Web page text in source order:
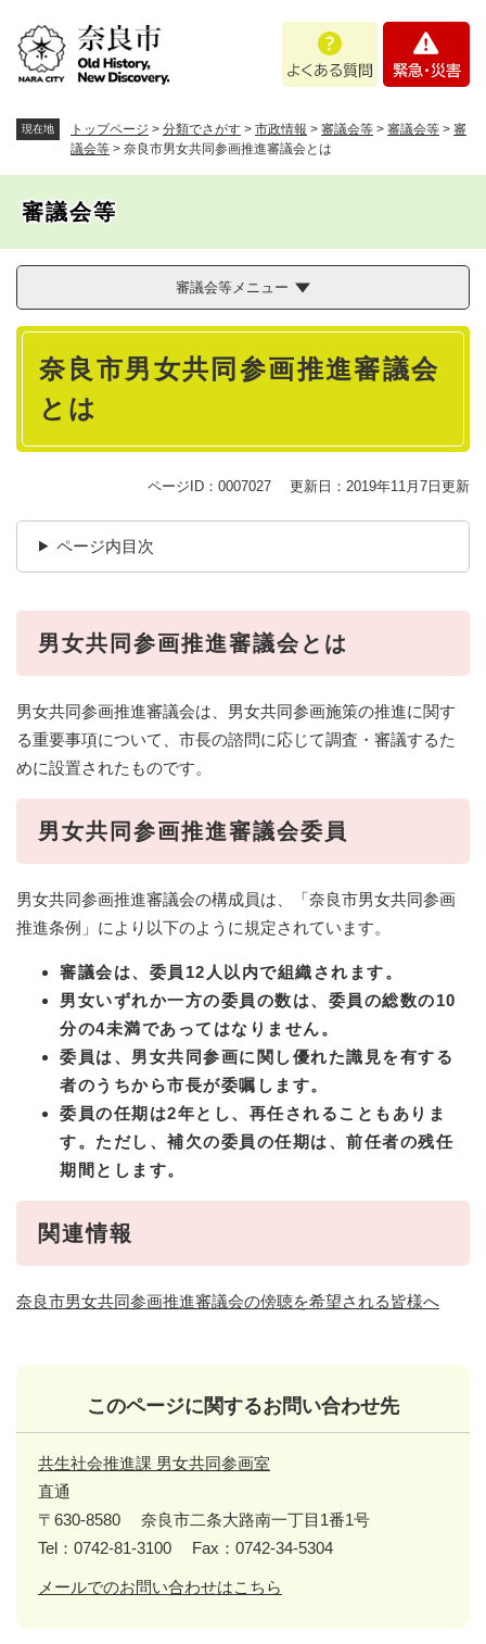
あ
問
・
現在地 トップページ > 分類でさがす > 市政情報 > 審議会等 > 審議会等 > 審
議会等 > 奈良市男女共同参画推進審議会とは
審議会等
審議会等メニュー
本
奈良市男女共同参画推進審議会
とは
ページID：0007027 更新日：2019年11月7日更新
ページ内目次
男女共同参画推進審議会とは
男女共同参画推進審議会は、男女共同参画施策の推進に関す
る重要事項について、市長の諮問に応じて調査・審議するた
めに設置されたものです。
男女共同参画推進審議会委員
男女共同参画推進審議会の構成員は、「奈良市男女共同参画
推進条例」により以下のように規定されています。
審議会は、委員12人以内で組織されます。
男女いずれか一方の委員の数は、委員の総数の10
分の4未満であってはなりません。
委員は、男女共同参画に関し優れた識見を有する
者のうちから市長が委嘱します。
委員の任期は2年とし、再任されることもありま
す。ただし、補欠の委員の任期は、前任者の残任
期間とします。
関連情報
奈良市男女共同参画推進審議会の傍聴を希望される皆様へ
このページに関するお問い合わせ先
共生社会推進課 男女共同参画室
直通
〒630-8580
奈良市二条大路南一丁目1番1号
Tel：0742-81-3100
Fax：0742-34-5304
メールでのお問い合わせはこちら